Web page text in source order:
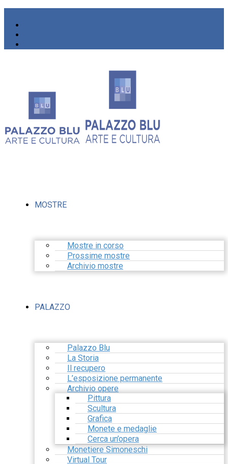
MOSTRE
Mostre in corso
Prossime mostre
Archivio mostre
PALAZZO
Palazzo Blu
La Storia
Il recupero
L’esposizione permanente
Archivio opere
Pittura
Scultura
Grafica
Monete e medaglie
Cerca un’opera
Monetiere Simoneschi
Virtual Tour